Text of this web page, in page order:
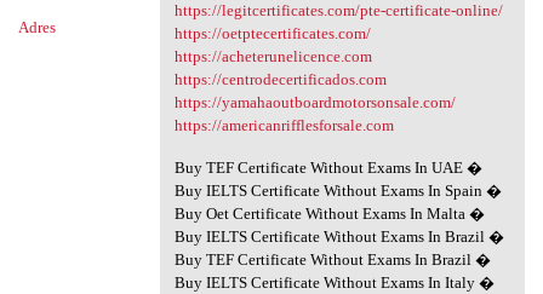
Adres
https://legitcertificates.com/pte-certificate-online/
https://oetptecertificates.com/
https://acheterunelicence.com
https://centrodecertificados.com
https://yamahaoutboardmotorsonsale.com/
https://americanrifflesforsale.com
Buy TEF Certificate Without Exams In UAE �
Buy IELTS Certificate Without Exams In Spain �
Buy Oet Certificate Without Exams In Malta �
Buy IELTS Certificate Without Exams In Brazil �
Buy TEF Certificate Without Exams In Brazil �
Buy IELTS Certificate Without Exams In Italy �